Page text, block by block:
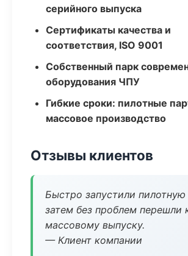
серийного выпуска
Сертификаты качества и
соответствия, ISO 9001
Собственный парк
оборудования ЧПУ
Гибкие сроки: пилотные
массовое производство
Отзывы клиентов
Быстро запустили
затем без проблем перешли
массовому выпуску.
— Клиент компании